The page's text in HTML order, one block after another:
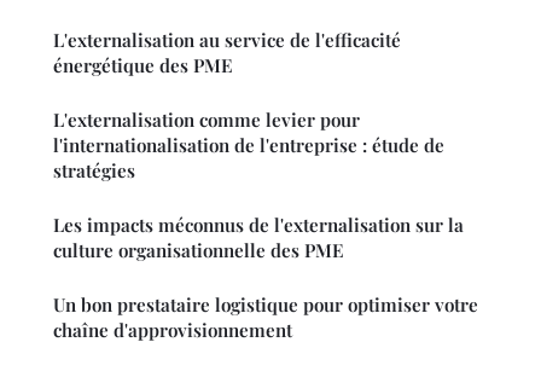
L'externalisation au service de l'efficacité
énergétique des PME
L'externalisation comme levier pour
l'internationalisation de l'entreprise : étude de
stratégies
Les impacts méconnus de l'externalisation sur la
culture organisationnelle des PME
Un bon prestataire logistique pour optimiser votre
chaîne d'approvisionnement